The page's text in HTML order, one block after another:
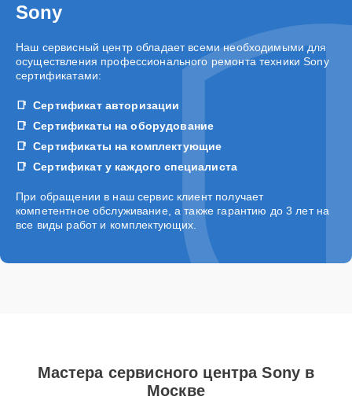
Sony
Наш сервисный центр обладает всеми необходимыми для
осуществления профессионального ремонта техники Sony
сертификатами:
Сертификат авторизации
Сертификаты на оборудование
Сертификаты на комплектующие
Сертификат у каждого специалиста
При обращении в наш сервис клиент получает
компетентное обслуживание, а также гарантию до 3 лет на
все виды работ и комплектующих.
Мастера сервисного центра Sony в
Москве